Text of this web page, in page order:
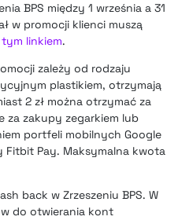
BPS między 1 września a 31
w promocji klienci muszą
linkiem.
zależy od rodzaju
plastikiem, otrzymają
2 zł można otrzymać za
za zakupy zegarkiem lub
portfeli mobilnych Google
Fitbit Pay. Maksymalna kwota
back w Zrzeszeniu BPS. W
do otwierania kont